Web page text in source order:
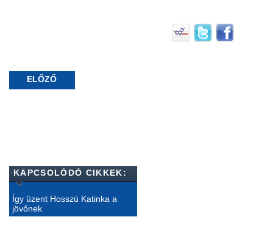
ELŐZŐ
KAPCSOLÓDÓ CIKKEK:
Így üzent Hosszú Katinka a
jövőnek